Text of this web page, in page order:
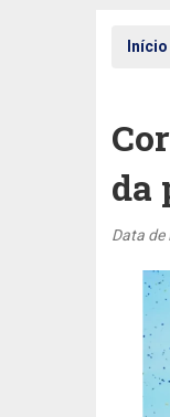
Início
da
Data